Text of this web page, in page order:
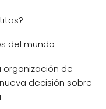
del mundo
de
decisión sobre